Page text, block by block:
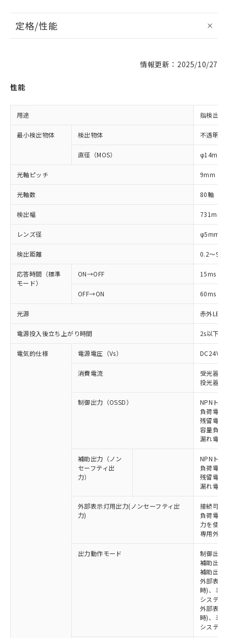
定格/性能
情報更新：2025/10/27
性能
用途 指検出用
最小検出物体 検出物体 不透明体
直径（MOS） φ14mm
光軸ピッチ 9mm
光軸数 80軸
検出幅 731mm
レンズ径 φ5mm
検出距離 0.2～9m
応答時間（標準
モード）
ON→OFF 15ms
OFF→ON 60ms
光源 赤外LED
電源投入後立ち上がり時間 2s以下(
電気的仕様 電源電圧（Vs）
消費電流
受光器:
投光器:
制御出力（OSSD）
NPNトラ
負荷電流
残留電圧
容量負荷
漏れ電流
補助出力（ノン
セーフティ出
力）
NPNトラ
負荷電流
残留電圧
漏れ電流
外部表示灯用出力(ノンセーフティ出
力)
接続可能
負荷電流
力を使用
専用外部
出力動作モード
制御出力
補助出力
補助出力
外部表示
時)、ミ
システム
外部表示
時)、ミ
システム